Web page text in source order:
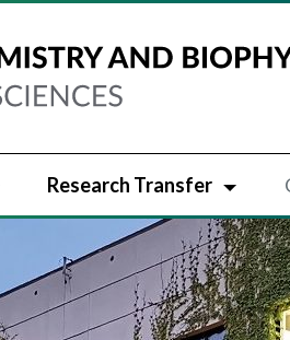
Research Transfer